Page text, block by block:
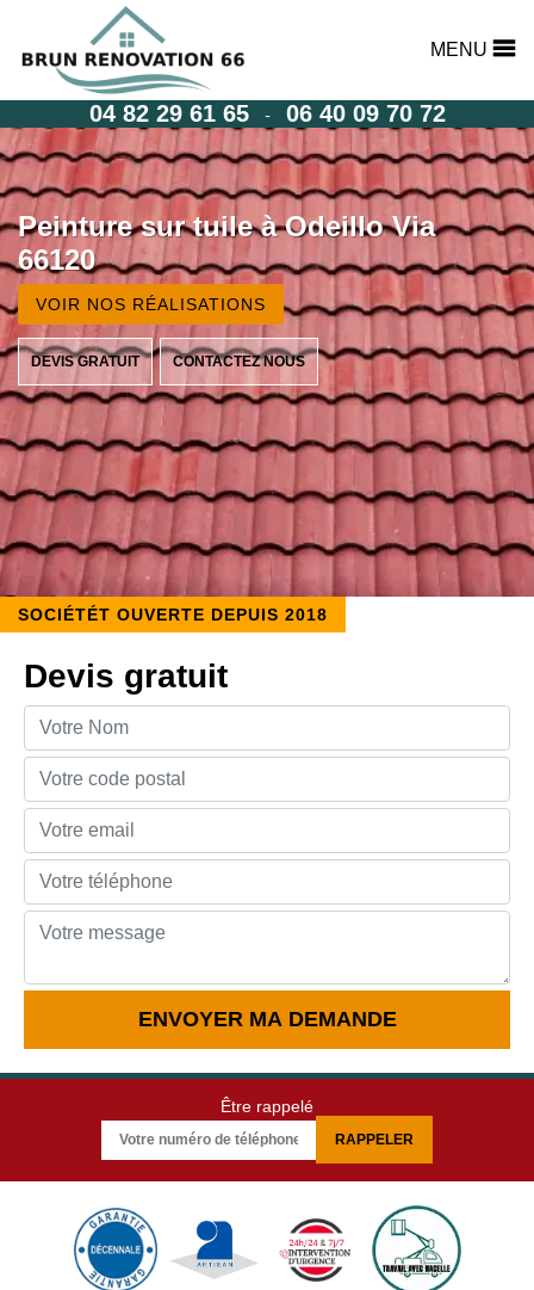
MENU
04 82 29 61 65 - 06 40 09 70 72
Peinture sur tuile à Odeillo Via
66120
VOIR NOS RÉALISATIONS
DEVIS GRATUIT CONTACTEZ NOUS
SOCIÉTÉT OUVERTE DEPUIS 2018
Devis gratuit
Être rappelé